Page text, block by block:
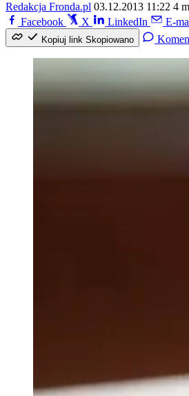
Redakcja Fronda.pl 03.12.2013 11:22 4
Facebook
X LinkedIn E-
Kopiuj link Skopiowano